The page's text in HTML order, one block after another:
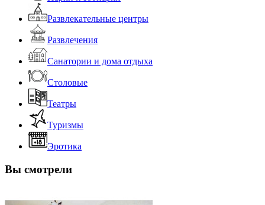
Развлекательные центры
Развлечения
Санатории и дома отдыха
Столовые
Театры
Туризмы
Эротика
Вы смотрели